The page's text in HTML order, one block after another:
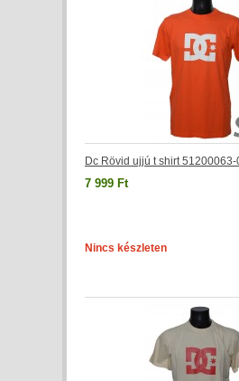
Dc Rövid ujjú t shirt 51200063-
7 999 Ft
Nincs készleten